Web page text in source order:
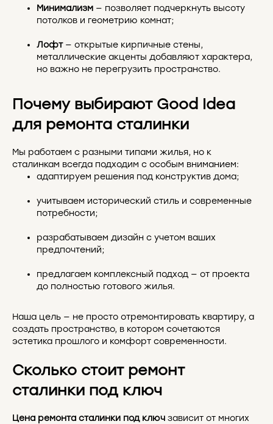
Минимализм — позволяет подчеркнуть высоту
потолков и геометрию комнат;
Лофт — открытые кирпичные стены,
металлические акценты добавляют характера,
но важно не перегрузить пространство.
Почему выбирают Good Idea
для ремонта сталинки
Мы работаем с разными типами жилья, но к
сталинкам всегда подходим с особым вниманием:
адаптируем решения под конструктив дома;
учитываем исторический стиль и современные
потребности;
разрабатываем дизайн с учетом ваших
предпочтений;
предлагаем комплексный подход — от проекта
до полностью готового жилья.
Наша цель — не просто отремонтировать квартиру, а
создать пространство, в котором сочетаются
эстетика прошлого и комфорт современности.
Сколько стоит ремонт
сталинки под ключ
Цена ремонта сталинки под ключ зависит от многих